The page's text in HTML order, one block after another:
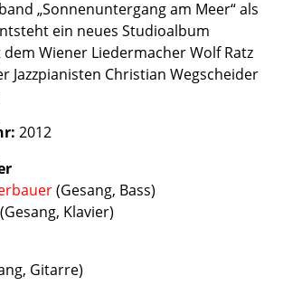
„Sonnenuntergang am Meer“ als
ein neues Studioalbum
Wiener Liedermacher Wolf Ratz
Jazzpianisten Christian Wegscheider
2012
(Gesang, Bass)
Klavier)
Gitarre)